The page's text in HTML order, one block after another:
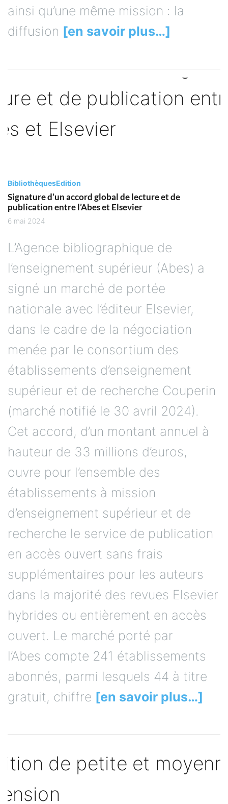
ainsi qu’une même mission : la
diffusion [en savoir plus…]
BibliothèquesEdition
Signature d’un accord global de lecture et de
publication entre l’Abes et Elsevier
6 mai 2024
L’Agence bibliographique de
l’enseignement supérieur (Abes) a
signé un marché de portée
nationale avec l’éditeur Elsevier,
dans le cadre de la négociation
menée par le consortium des
établissements d’enseignement
supérieur et de recherche Couperin
(marché notifié le 30 avril 2024).
Cet accord, d’un montant annuel à
hauteur de 33 millions d’euros,
ouvre pour l’ensemble des
établissements à mission
d’enseignement supérieur et de
recherche le service de publication
en accès ouvert sans frais
supplémentaires pour les auteurs
dans la majorité des revues Elsevier
hybrides ou entièrement en accès
ouvert. Le marché porté par
l’Abes compte 241 établissements
abonnés, parmi lesquels 44 à titre
gratuit, chiffre [en savoir plus…]